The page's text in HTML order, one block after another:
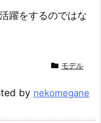
躍をするのではな
モデル
by nekomegane